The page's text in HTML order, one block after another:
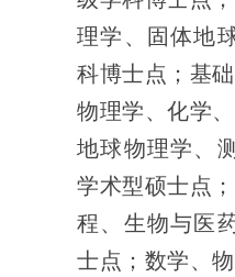
理学、固体地
科博士点；基
物理学、化学
地球物理学、
学术型硕士点
程、生物与医
士点；数学、